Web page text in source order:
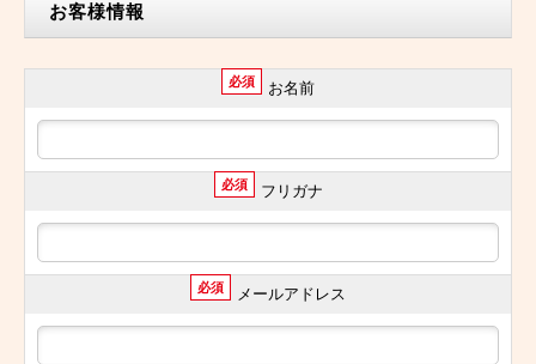
お客様情報
必須 お名前
必須 フリガナ
必須 メールアドレス